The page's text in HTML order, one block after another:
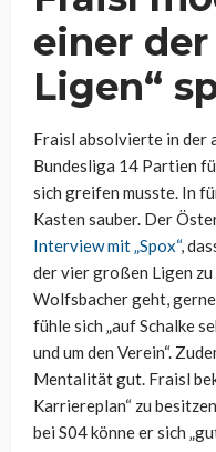
einer
Ligen“
Fraisl absolvierte in der
Bundesliga 14 Partien
sich greifen musste. In
Kasten sauber. Der
Interview mit „Spox“,
der vier großen Ligen zu
Wolfsbacher geht,
fühle sich „auf Schalke
und um den Verein“.
Mentalität gut. Fraisl
Karriereplan“ zu
bei S04 könne er sich